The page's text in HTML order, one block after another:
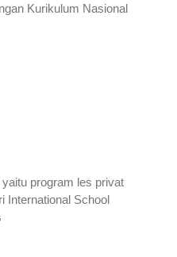
Kurikulum Nasional
program les privat
International School